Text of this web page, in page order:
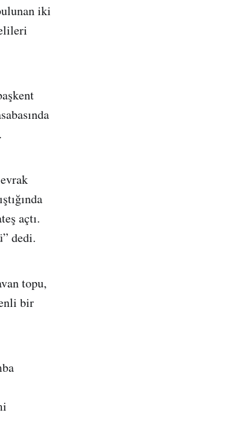
iki
açtı.
dedi.
topu,
bir